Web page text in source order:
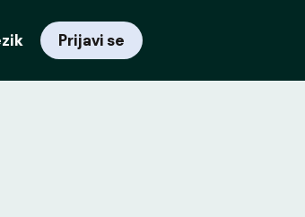
Prijavi se